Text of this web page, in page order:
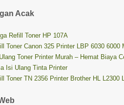
Acak
Refill Toner HP 107A
Toner Canon 325 Printer LBP 6030 6000
Toner Printer Murah – Hemat Biaya
Isi Ulang Tinta Printer
Toner TN 2356 Printer Brother HL L2300